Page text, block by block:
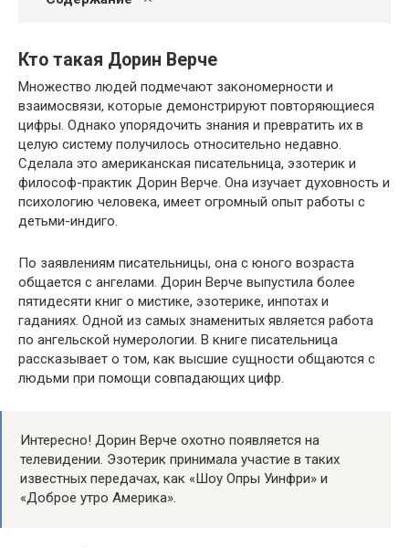
Кто такая Дорин Верче
Множество людей подмечают закономерности и
взаимосвязи, которые демонстрируют повторяющиеся
цифры. Однако упорядочить знания и превратить их в
целую систему получилось относительно недавно.
Сделала это американская писательница, эзотерик и
философ-практик Дорин Верче. Она изучает духовность и
психологию человека, имеет огромный опыт работы с
детьми-индиго.
По заявлениям писательницы, она с юного возраста
общается с ангелами. Дорин Верче выпустила более
пятидесяти книг о мистике, эзотерике, инпотах и
гаданиях. Одной из самых знаменитых является работа
по ангельской нумерологии. В книге писательница
рассказывает о том, как высшие сущности общаются с
людьми при помощи совпадающих цифр.
Интересно! Дорин Верче охотно появляется на
телевидении. Эзотерик принимала участие в таких
известных передачах, как «Шоу Опры Уинфри» и
«Доброе утро Америка».